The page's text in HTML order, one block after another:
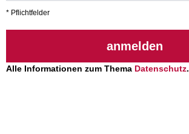
* Pflichtfelder
anmelden
Alle Informationen zum Thema Datenschutz.